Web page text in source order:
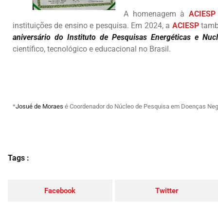
A homenagem à
instituições de ensino e pesquisa. Em 2024, a ACIESP
aniversário do Instituto de Pesquisas Energéticas e
científico, tecnológico e educacional no Brasil.
*Josué de Moraes é Coordenador do Núcleo de Pesquisa em Doenças
Tags :
Facebook Twitter